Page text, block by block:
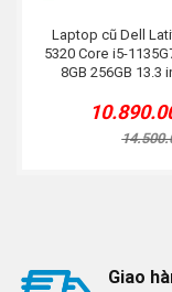
Laptop cũ Dell
5320 Core i5-
8GB 256GB 13.3
Giao